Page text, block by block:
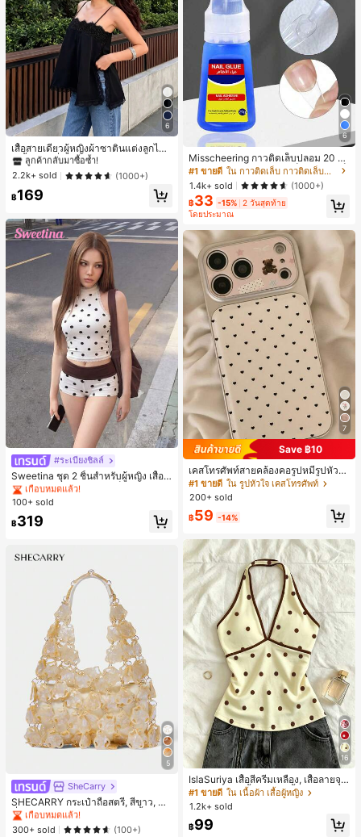
6
เสื้อสายเดี่ยวผู้หญิงผ้าซาตินแต่งลูกไม้
- เสื้อสายเดี่ยวฤดูร้อนสีขากีมีรอยผ่าด้า
นข้างที่น่าดึงดูด ลำลองสีดำ สำหรับเธอ
#1 ขายดี
ใน ชายหาด เสื้อกล้ามผู้หญิง & Camis
ลูกค้ากลับมาซื้อซ้ำ!
#1 ขายดี
ลูกค้ากลับมาซื้อซ้ำ!
#1 ขายดี
ลูกค้ากลับมาซื้อซ้ำ!
#1 ขายดี
ใน ชายหาด เสื้อกล้ามผู้หญิง & Camis
ลูกค้ากลับมาซื้อซ้ำ!
2.2k+ sold (1000+)
฿169
#ระเบียงชิลล์
Sweetina ชุด 2 ชิ้นสำหรับผู้หญิง เสื้อก
ล้ามเข้ารูปพิมพ์ลายจุดสีบล็อกหลังเปิด
และกางเกงขาสั้นเอวพับ
#1 ขายดี
เกือบหมดแล้ว!
#1 ขายดี
เกือบหมดแล้ว!
#1 ขายดี
เกือบหมดแล้ว!
#1 ขายดี
100+ sold
฿319
5
SheCarry
SHECARRY กระเป๋าถือสตรี, สีขาว, แฟ
ชั่น, สง่างาม, วันหยุด, งานปาร์ตี้
#1 ขายดี
เกือบหมดแล้ว!
#1 ขายดี
เกือบหมดแล้ว!
#1 ขายดี
เกือบหมดแล้ว!
300+ sold (100+)
6
Misscheering กาวติดเล็บปลอม 20 กรั
ม แรงยึดสูง เจลสติกเกอร์เล็บนุ่ม แห้งเร็
ว เหมาะสำหรับผู้เริ่มต้นทำเล็บ ติดทนน
าน
#1 ขายดี
ใน กาวติดเล็บ กาวติดเล็บและสารยึดติด
1.4k+ sold
(1000+)
฿33 -15% 2 วันสุดท้าย
โดยประมาณ
7
Save ฿10
เคสโทรศัพท์สายคล้องคอรูปหมีรูปหัวใจ
สำหรับ 17 Pro Max สไตล์มินิมอลเกาห
ลีสำหรับผู้หญิง ใช้ได้กับ 16/15/14 Pro
เคสแข็งกันกระแทกแบบเต็มตัว
#1 ขายดี ใน รูปหัวใจ เคสโทรศัพท์
200+ sold
฿59 -14%
16
IslaSuriya เสื้อสีครีมเหลือง, เสื้อลายจุ
ด, ชุดผู้หญิง, เสื้อผู้หญิง, เสื้อกล้ามลำลอ
ง, กำลังเป็นที่นิยม, เสื้อแฟชั่น, เสื้อ Y2k,
เสื้อผ้า Y2k, เสื้อหรูหรา, เสื้อคล้องคอ, เ
สื้อเซ็กซี่, เสื้อเปิดหลัง,
#1 ขายดี ใน เนื้อผ้า เสื้อผู้หญิง
1.2k+ sold
฿99